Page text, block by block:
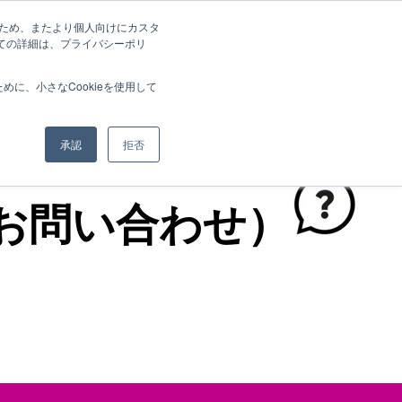
め、またより個人向けにカスタ
詳細は、プライバシーポリ
に、小さなCookieを使用して
承認 拒否
Product Info
い合わせ）